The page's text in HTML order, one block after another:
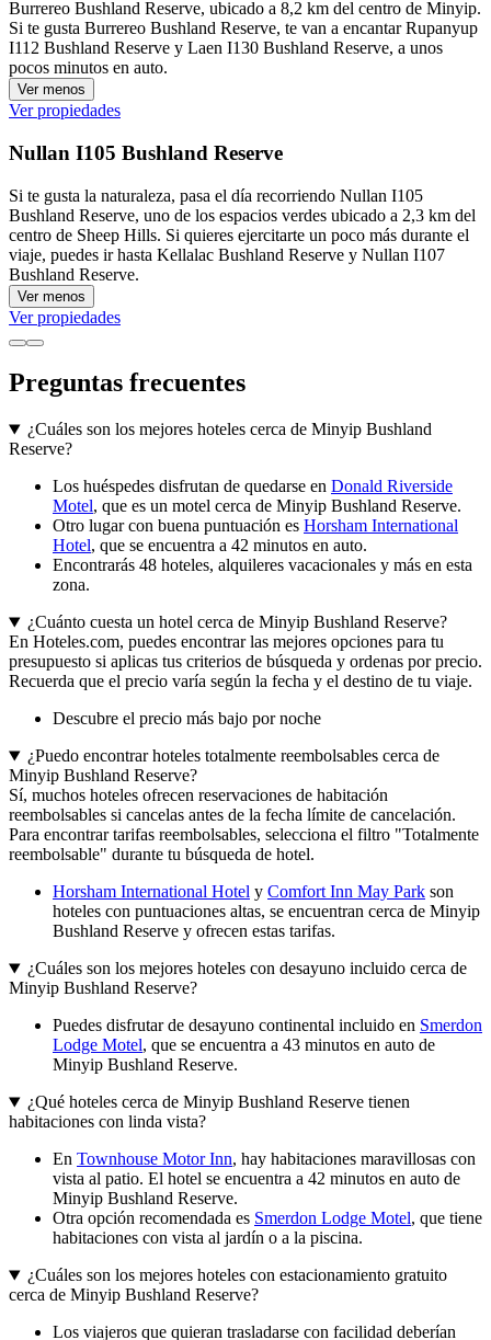
Burrereo Bushland Reserve, ubicado a 8,2 km del centro de Minyip.
Si te gusta Burrereo Bushland Reserve, te van a encantar Rupanyup
I112 Bushland Reserve y Laen I130 Bushland Reserve, a unos
pocos minutos en auto.
Ver menos
Ver propiedades
Nullan I105 Bushland Reserve
Si te gusta la naturaleza, pasa el día recorriendo Nullan I105
Bushland Reserve, uno de los espacios verdes ubicado a 2,3 km del
centro de Sheep Hills. Si quieres ejercitarte un poco más durante el
viaje, puedes ir hasta Kellalac Bushland Reserve y Nullan I107
Bushland Reserve.
Ver menos
Ver propiedades
Preguntas frecuentes
¿Cuáles son los mejores hoteles cerca de Minyip Bushland
Reserve?
Los huéspedes disfrutan de quedarse en Donald Riverside
Motel, que es un motel cerca de Minyip Bushland Reserve.
Otro lugar con buena puntuación es Horsham International
Hotel, que se encuentra a 42 minutos en auto.
Encontrarás 48 hoteles, alquileres vacacionales y más en esta
zona.
¿Cuánto cuesta un hotel cerca de Minyip Bushland Reserve?
En Hoteles.com, puedes encontrar las mejores opciones para tu
presupuesto si aplicas tus criterios de búsqueda y ordenas por precio.
Recuerda que el precio varía según la fecha y el destino de tu viaje.
Descubre el precio más bajo por noche
¿Puedo encontrar hoteles totalmente reembolsables cerca de
Minyip Bushland Reserve?
Sí, muchos hoteles ofrecen reservaciones de habitación
reembolsables si cancelas antes de la fecha límite de cancelación.
Para encontrar tarifas reembolsables, selecciona el filtro "Totalmente
reembolsable" durante tu búsqueda de hotel.
Horsham International Hotel y Comfort Inn May Park son
hoteles con puntuaciones altas, se encuentran cerca de Minyip
Bushland Reserve y ofrecen estas tarifas.
¿Cuáles son los mejores hoteles con desayuno incluido cerca de
Minyip Bushland Reserve?
Puedes disfrutar de desayuno continental incluido en Smerdon
Lodge Motel, que se encuentra a 43 minutos en auto de
Minyip Bushland Reserve.
¿Qué hoteles cerca de Minyip Bushland Reserve tienen
habitaciones con linda vista?
En Townhouse Motor Inn, hay habitaciones maravillosas con
vista al patio. El hotel se encuentra a 42 minutos en auto de
Minyip Bushland Reserve.
Otra opción recomendada es Smerdon Lodge Motel, que tiene
habitaciones con vista al jardín o a la piscina.
¿Cuáles son los mejores hoteles con estacionamiento gratuito
cerca de Minyip Bushland Reserve?
Los viajeros que quieran trasladarse con facilidad deberían